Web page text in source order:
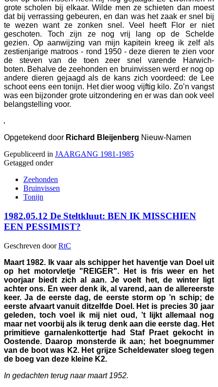
grote scholen bij elkaar. Wilde men ze schieten dan moest
dat bij verrassing gebeuren, en dan was het zaak er snel bij
te wezen want ze zonken snel. Veel heeft Flor er niet
geschoten. Toch zijn ze nog vrij lang op de Schelde
gezien. Op aanwijzing van mijn kapitein kreeg ik zelf als
zestienjarige matroos - rond 1950 - deze dieren te zien voor
de steven van de toen zeer snel varende Harwich-
boten. Behalve de zeehonden en bruinvissen werd er nog op
andere dieren gejaagd als de kans zich voordeed: de Lee
schoot eens een tonijn. Het dier woog vijftig kilo. Zo’n vangst
was een bijzonder grote uitzondering en er was dan ook veel
belangstelling voor.
Opgetekend door Richard Bleijenberg Nieuw-Namen
Gepubliceerd in JAARGANG 1981-1985
Getagged onder
Zeehonden
Bruinvissen
Tonijn
1982.05.12 De Steltkluut: BEN IK MISSCHIEN
EEN PESSIMIST?
Geschreven doorRtC
Maart 1982. Ik vaar als schipper het haventje van Doel uit
op het motorvletje "REIGER". Het is fris weer en het
voorjaar biedt zich al aan. Je voelt het, de winter ligt
achter ons. En weer denk ik, al varend, aan de allereerste
keer. Ja de eerste dag, de eerste storm op ’n schip; de
eerste afvaart vanuit ditzelfde Doel. Het is precies 30 jaar
geleden, toch voel ik mij niet oud, ’t lijkt allemaal nog
maar net voorbij als ik terug denk aan die eerste dag. Het
primitieve garnalenkottertje had Staf Praet gekocht in
Oostende. Daarop monsterde ik aan; het boegnummer
van de boot was K2. Het grijze Scheldewater sloeg tegen
de boeg van deze kleine K2.
In gedachten terug naar maart 1952.